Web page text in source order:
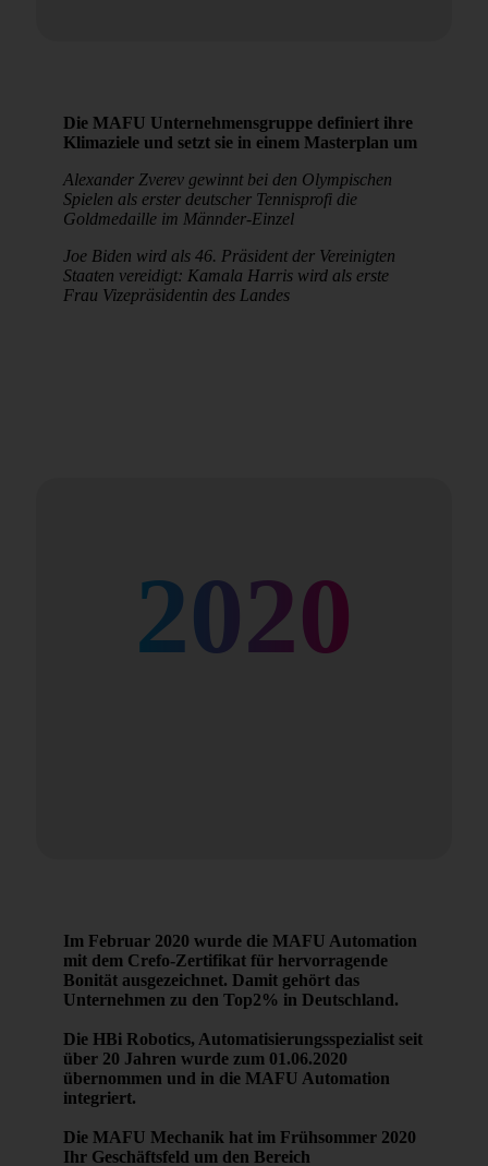
Die MAFU Unternehmensgruppe definiert ihre
Klimaziele und setzt sie in einem Masterplan um
Alexander Zverev gewinnt bei den Olympischen
Spielen als erster deutscher Tennisprofi die
Goldmedaille im Männder-Einzel
Joe Biden wird als 46. Präsident der Vereinigten
Staaten vereidigt: Kamala Harris wird als erste
Frau Vizepräsidentin des Landes
2020
Im Februar 2020 wurde die MAFU Automation
mit dem Crefo-Zertifikat für hervorragende
Bonität ausgezeichnet. Damit gehört das
Unternehmen zu den Top2% in Deutschland.
Die HBi Robotics, Automatisierungsspezialist seit
über 20 Jahren wurde zum 01.06.2020
übernommen und in die MAFU Automation
integriert.
Die MAFU Mechanik hat im Frühsommer 2020
Ihr Geschäftsfeld um den Bereich